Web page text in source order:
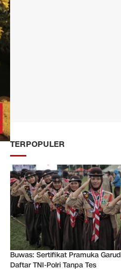
TERPOPULER
Buwas: Sertifikat Pramuka
Daftar TNI-Polri Tanpa Tes